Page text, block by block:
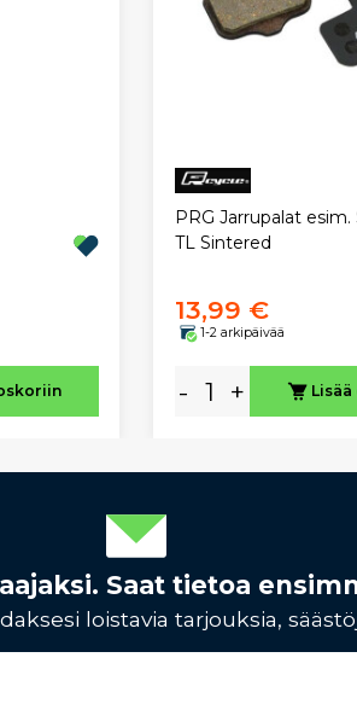
PRG Jarrupalat
TL Sintered
13,99 €
1-2 arkipäivää
- +
Saat tietoa
loistavia tarjouksia,